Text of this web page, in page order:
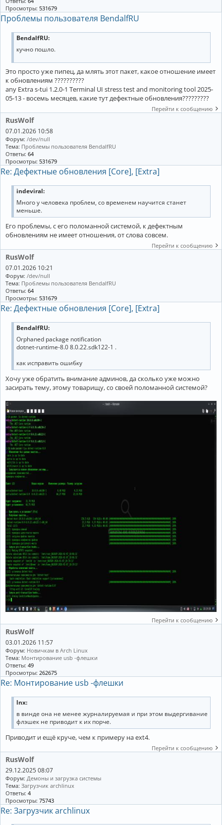
Просмотры: 531679
Проблемы пользователя BendalfRU
BendalfRU:
кучно пошло.
Это просто уже пипец, да млять этот пакет, какое отношение имеет
к обновлениям ??????????
any Extra s-tui 1.2.0-1 Terminal UI stress test and monitoring tool 2025-
05-13 - восемь месяцев, какие тут дефектные обновления?????????
Перейти к сообщению
RusWolf
07.01.2026 10:58
Форум: /dev/null
Тема: Проблемы пользователя BendalfRU
Ответы: 64
Просмотры: 531679
Re: Дефектные обновления [Core], [Extra]
indeviral:
Много у человека проблем, со временем научится станет
меньше.
Его проблемы, с его поломанной системой, к дефектным
обновлениям не имеет отношения, от слова совсем.
Перейти к сообщению
RusWolf
07.01.2026 10:21
Форум: /dev/null
Тема: Проблемы пользователя BendalfRU
Ответы: 64
Просмотры: 531679
Re: Дефектные обновления [Core], [Extra]
BendalfRU:
Orphaned package notification
dotnet-runtime-8.0 8.0.22.sdk122-1 .
как исправить ошибку
Хочу уже обратить внимание админов, да сколько уже можно
засирать тему, этому товарищу, со своей поломанной системой?
Перейти к сообщению
RusWolf
03.01.2026 11:57
Форум: Новичкам в Arch Linux
Тема: Монтирование usb -флешки
Ответы: 49
Просмотры: 262675
Re: Монтирование usb -флешки
lnx:
в винде она не менее журналируемая и при этом выдергивание
флэшек не приводит к их порче.
Приводит и ещё круче, чем к примеру на ext4.
Перейти к сообщению
RusWolf
29.12.2025 08:07
Форум: Демоны и загрузка системы
Тема: Загрузчик archlinux
Ответы: 4
Просмотры: 75743
Re: Загрузчик archlinux